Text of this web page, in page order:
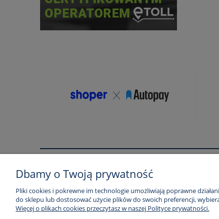
Regulamin
Zwroty i reklamacje
Regulamin usług pozycjonowania
Twoje zamówienia
Ustawienia konta
Przechowalnia
Dbamy o Twoją prywatność
Pliki cookies i pokrewne im technologie umożliwiają poprawne
do sklepu lub dostosować użycie plików do swoich preferencji,
Więcej o plikach cookies przeczytasz w naszej Polityce prywatności.